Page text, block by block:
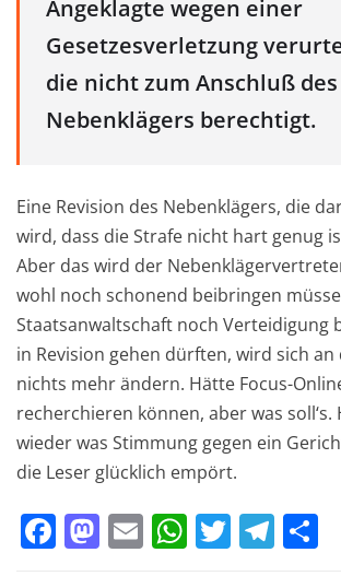
Angeklagte wegen einer
Gesetzesverletzung
die nicht zum Anschluß des
Nebenklägers berechtigt.
Eine Revision des Nebenklägers, die
wird, dass die Strafe nicht hart genug
Aber das wird der
wohl noch schonend beibringen
Staatsanwaltschaft noch Verteidigung
in Revision gehen dürften, wird sich
nichts mehr ändern. Hätte Focus-
recherchieren können, aber was soll‘s.
wieder was Stimmung gegen ein
die Leser glücklich empört.
F M E W T T